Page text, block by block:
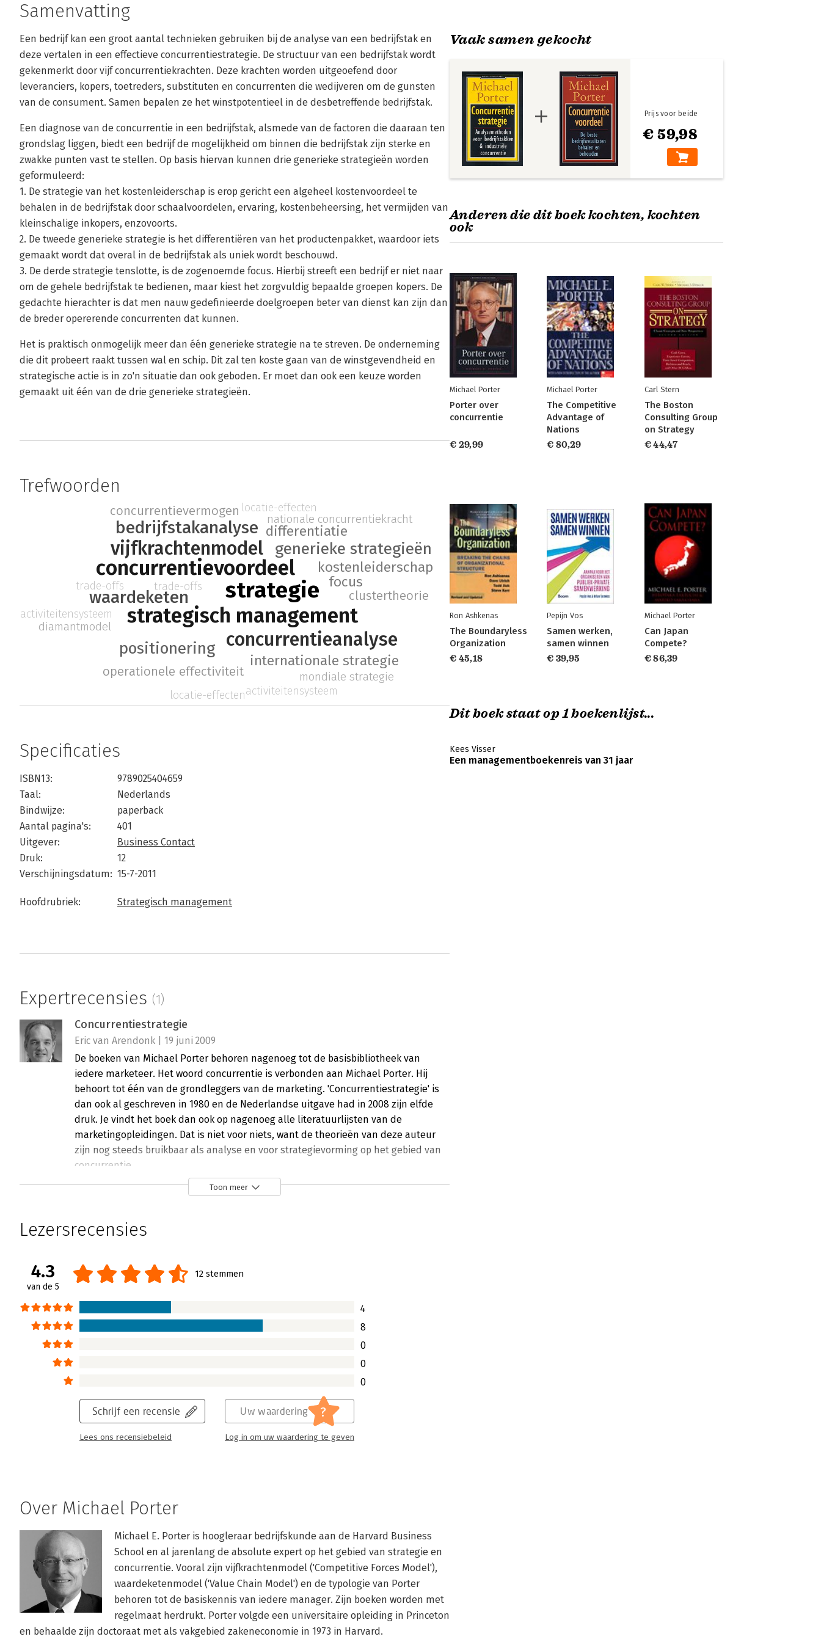
Samenvatting
Een bedrijf kan een groot aantal technieken gebruiken bij de analyse van een bedrijfstak en
deze vertalen in een effectieve concurrentiestrategie. De structuur van een bedrijfstak wordt
gekenmerkt door vijf concurrentiekrachten. Deze krachten worden uitgeoefend door
leveranciers, kopers, toetreders, substituten en concurrenten die wedijveren om de gunsten
van de consument. Samen bepalen ze het winstpotentieel in de desbetreffende bedrijfstak.
Een diagnose van de concurrentie in een bedrijfstak, alsmede van de factoren die daaraan ten
grondslag liggen, biedt een bedrijf de mogelijkheid om binnen die bedrijfstak zijn sterke en
zwakke punten vast te stellen. Op basis hiervan kunnen drie generieke strategieën worden
geformuleerd:
1. De strategie van het kostenleiderschap is erop gericht een algeheel kostenvoordeel te
behalen in de bedrijfstak door schaalvoordelen, ervaring, kostenbeheersing, het vermijden van
kleinschalige inkopers, enzovoorts.
2. De tweede generieke strategie is het differentiëren van het productenpakket, waardoor iets
gemaakt wordt dat overal in de bedrijfstak als uniek wordt beschouwd.
3. De derde strategie tenslotte, is de zogenoemde focus. Hierbij streeft een bedrijf er niet naar
om de gehele bedrijfstak te bedienen, maar kiest het zorgvuldig bepaalde groepen kopers. De
gedachte hierachter is dat men nauw gedefinieerde doelgroepen beter van dienst kan zijn dan
de breder opererende concurrenten dat kunnen.
Het is praktisch onmogelijk meer dan één generieke strategie na te streven. De onderneming
die dit probeert raakt tussen wal en schip. Dit zal ten koste gaan van de winstgevendheid en
strategische actie is in zo'n situatie dan ook geboden. Er moet dan ook een keuze worden
gemaakt uit één van de drie generieke strategieën.
Trefwoorden
strategie
strategisch management
concurrentievoordeel
vijfkrachtenmodel
concurrentieanalyse
waardeketen
bedrijfstakanalyse
generieke strategieën
positionering
differentiatie
kostenleiderschap
focus
internationale strategie
operationele effectiviteit
clustertheorie
concurrentievermogen
nationale concurrentiekracht
mondiale strategie
diamantmodel
activiteitensysteem
locatie-effecten
trade-offs
activiteitensysteem
locatie-effecten
trade-offs
Specificaties
ISBN13:
9789025404659
Taal:
Nederlands
Bindwijze:
paperback
Aantal pagina's:
401
Uitgever:
Business Contact
Druk:
12
Verschijningsdatum: 15-7-2011
Hoofdrubriek: Strategisch management
Expertrecensies (1)
Concurrentiestrategie
Eric van Arendonk | 19 juni 2009
De boeken van Michael Porter behoren nagenoeg tot de basisbibliotheek van
iedere marketeer. Het woord concurrentie is verbonden aan Michael Porter. Hij
behoort tot één van de grondleggers van de marketing. 'Concurrentiestrategie' is
dan ook al geschreven in 1980 en de Nederlandse uitgave had in 2008 zijn elfde
druk. Je vindt het boek dan ook op nagenoeg alle literatuurlijsten van de
marketingopleidingen. Dat is niet voor niets, want de theorieën van deze auteur
zijn nog steeds bruikbaar als analyse en voor strategievorming op het gebied van
concurrentie.
Toon meer
Lezersrecensies
4.3
van de 5
12 stemmen
4
8
0
0
0
Schrijf een recensie
Lees ons recensiebeleid
Uw waardering ?
Log in om uw waardering te geven
Over Michael Porter
Michael E. Porter is hoogleraar bedrijfskunde aan de Harvard Business
School en al jarenlang de absolute expert op het gebied van strategie en
concurrentie. Vooral zijn vijfkrachtenmodel ('Competitive Forces Model'),
waardeketenmodel ('Value Chain Model') en de typologie van Porter
behoren tot de basiskennis van iedere manager. Zijn boeken worden met
regelmaat herdrukt. Porter volgde een universitaire opleiding in Princeton
en behaalde zijn doctoraat met als vakgebied zakeneconomie in 1973 in Harvard.
Vaak samen gekocht
€ 59,98
Prijs voor beide
Anderen die dit boek kochten, kochten
ook
Michael Porter
Porter over
concurrentie
€ 29,99
Michael Porter
The Competitive
Advantage of
Nations
€ 80,29
Carl Stern
The Boston
Consulting Group
on Strategy
€ 44,47
Ron Ashkenas
The Boundaryless
Organization
€ 45,18
Pepijn Vos
Samen werken,
samen winnen
€ 39,95
Michael Porter
Can Japan
Compete?
€ 86,39
Dit boek staat op 1 boekenlijst...
Kees Visser
Een managementboekenreis van 31 jaar